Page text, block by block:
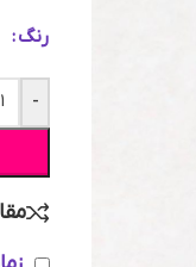
رنگ
-